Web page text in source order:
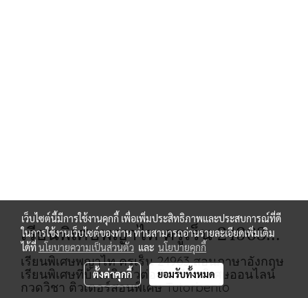
เรียนพิเศษพญาไท ครูเร็น 24963
สอนภาษาอังกฤษ
เรียนพิเศษพญาไท ครูเร็น 24963 สอนภาษาอังกฤษ
เรียนพิเศษที่บ้าน ติวตัวต่อตัว เรียนพิเศษออนไลน์
กวดวิชา ติวเตอร์สอนพิเศษ Tutorbento
เว็บไซต์นี้มีการใช้งานคุกกี้ เพื่อเพิ่มประสิทธิภาพและประสบการณ์ที่ดี
ในการใช้งานเว็บไซต์ของท่าน ท่านสามารถอ่านรายละเอียดเพิ่มเติม
ได้ที่นโยบายความเป็นส่วนตัว และ นโยบายคุกกี้
ตั้งค่าคุกกี้ ยอมรับทั้งหมด